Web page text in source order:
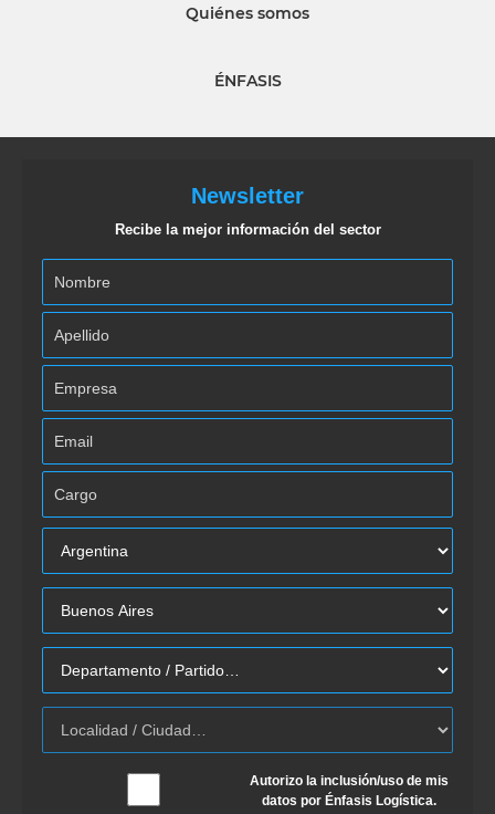
Quiénes somos
ÉNFASIS
Newsletter
Recibe la mejor información del sector
Autorizo la inclusión/uso de mis
datos por Énfasis Logística.